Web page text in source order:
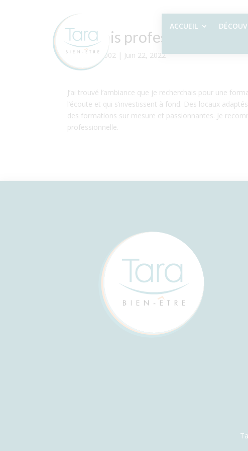
ACCUEIL
De vrais professionnels à
par admin7002 | Juin 22, 2022
J’ai trouvé l’ambiance que je recherchais pour une
l’écoute et qui s’investissent à fond. Des locaux
des formations sur mesure et passionnantes. Je
professionnelle.